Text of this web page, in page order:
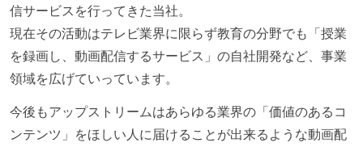
信サービスを行ってきた当社。
現在その活動はテレビ業界に限らず教育の分野でも「授業
を録画し、動画配信するサービス」の自社開発など、事業
領域を広げていっています。
今後もアップストリームはあらゆる業界の「価値のあるコ
ンテンツ」をほしい人に届けることが出来るような動画配